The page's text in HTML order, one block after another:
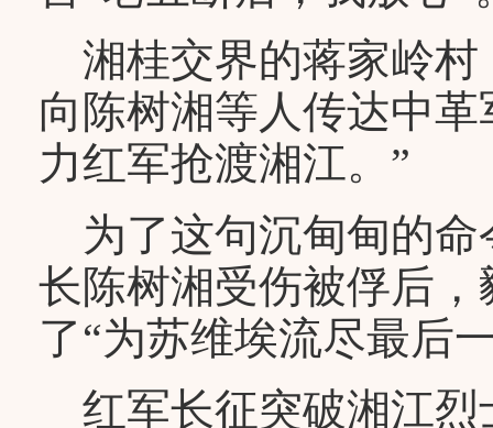
湘桂交界的蒋家岭村
向陈树湘等人传达中
力红军抢渡湘江。”
为了这句沉甸甸的命
长陈树湘受伤被俘后
了“为苏维埃流尽最后
红军长征突破湘江烈